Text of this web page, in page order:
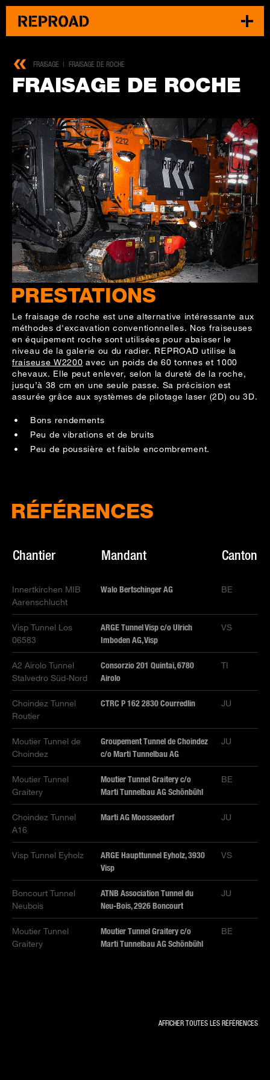
FRAISAGE FRAISAGE DE ROCHE
FRAIS­AGE DE ROCHE
PRESTATIONS
Le fraisage de roche est une alternative intéressante aux
méthodes d'excavation conventionnelles. Nos fraiseuses
en équipement roche sont utilisées pour abaisser le
niveau de la galerie ou du radier. REPROAD utilise la
fraiseuse W2200 avec un poids de 60 tonnes et 1000
chevaux. Elle peut enlever, selon la dureté de la roche,
jusqu’à 38 cm en une seule passe. Sa précision est
assurée grâce aux systèmes de pilotage laser (2D) ou 3D.
Bons rendements
Peu de vibrations et de bruits
Peu de poussière et faible encombrement.
RÉFÉRENCES
Chantier Mandant Canton
Innertkirchen MIB
Aarenschlucht
Walo Bertschinger AG BE
Visp Tunnel Los
06583
ARGE Tunnel Visp c/o Ulrich
Imboden AG, Visp
VS
A2 Airolo Tunnel
Stalvedro Süd-Nord
Consorzio 201 Quintai, 6780
Airolo
TI
Choindez Tunnel
Routier
CTRC P 162 2830 Courredlin JU
Moutier Tunnel de
Choindez
Groupement Tunnel de Choindez
c/o Marti Tunnelbau AG
JU
Moutier Tunnel
Graitery
Moutier Tunnel Graitery c/o
Marti Tunnelbau AG Schönbühl
BE
Choindez Tunnel
A16
Marti AG Moosseedorf JU
Visp Tunnel Eyholz
ARGE Haupttunnel Eyholz, 3930
Visp
VS
Boncourt Tunnel
Neubois
ATNB Association Tunnel du
Neu-Bois, 2926 Boncourt
JU
Moutier Tunnel
Graitery
Moutier Tunnel Graitery c/o
Marti Tunnelbau AG Schönbühl
BE
c/o Marti Tunnelbau AG
AFFICHER TOUTES LES RÉFÉRENCES